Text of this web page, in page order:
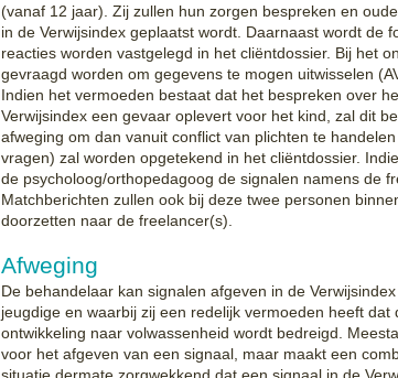
(vanaf 12 jaar). Zij zullen hun zorgen bespreken en
in de Verwijsindex geplaatst wordt. Daarnaast wordt de
reacties worden vastgelegd in het cliëntdossier. Bij het
gevraagd worden om gegevens te mogen uitwisselen
Indien het vermoeden bestaat dat het bespreken over
Verwijsindex een gevaar oplevert voor het kind, zal dit
afweging om dan vanuit conflict van plichten te
vragen) zal worden opgetekend in het cliëntdossier.
de psycholoog/orthopedagoog de signalen namens de
Matchberichten zullen ook bij deze twee personen
doorzetten naar de freelancer(s).
Afweging
De behandelaar kan signalen afgeven in de
jeugdige en waarbij zij een redelijk vermoeden heeft
ontwikkeling naar volwassenheid wordt bedreigd.
voor het afgeven van een signaal, maar maakt een